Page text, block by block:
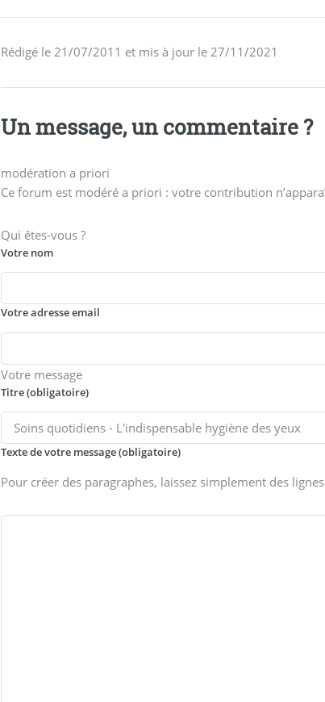
Rédigé le 21/07/2011 et mis à jour le 27/11/2021
Un message, un commentaire ?
modération a priori
Ce forum est modéré a priori : votre contribution
Qui êtes-vous ?
Votre nom
Votre adresse email
Votre message
Titre (obligatoire)
Texte de votre message (obligatoire)
Pour créer des paragraphes, laissez simplement des